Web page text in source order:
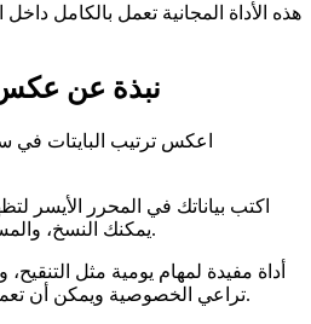
هذه الأداة المجانية تعمل بالكامل
نبذة عن
اعكس ترتيب البايتات في
اكتب بياناتك في المحرر الأيسر
يمكنك النسخ، والمسح، والتنزيل، وتكبير أي لوحة.
أداة مفيدة لمهام يومية مثل
تراعي الخصوصية ويمكن أن تعمل دون اتصال بعد أول تحميل.